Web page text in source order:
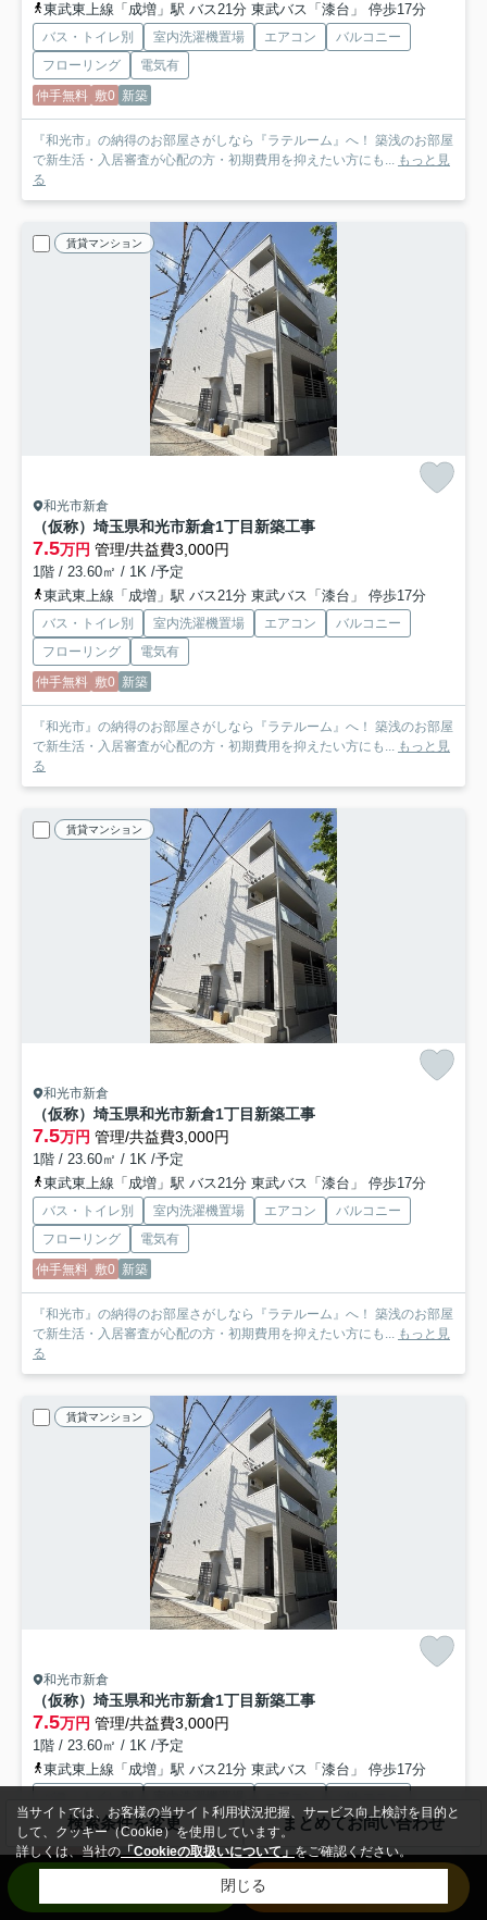
東武東上線「成増」駅 バス21分 東武バス「漆台」 停歩17分
バス・トイレ別 室内洗濯機置場 エアコン
バルコニー
フローリング
電気有
仲手無料 敷0 新築
『和光市』の納得のお部屋さがしなら『ラテルーム』へ！ 築浅のお部屋
で新生活・入居審査が心配の方・初期費用を抑えたい方にも... もっと見
る
賃貸マンション
和光市新倉
（仮称）埼玉県和光市新倉1丁目新築工事
7.5万円 管理/共益費3,000円
1階 / 23.60㎡ / 1K /予定
東武東上線「成増」駅 バス21分 東武バス「漆台」 停歩17分
バス・トイレ別 室内洗濯機置場 エアコン
バルコニー
フローリング
電気有
仲手無料 敷0 新築
『和光市』の納得のお部屋さがしなら『ラテルーム』へ！ 築浅のお部屋
で新生活・入居審査が心配の方・初期費用を抑えたい方にも... もっと見
る
賃貸マンション
和光市新倉
（仮称）埼玉県和光市新倉1丁目新築工事
7.5万円 管理/共益費3,000円
1階 / 23.60㎡ / 1K /予定
東武東上線「成増」駅 バス21分 東武バス「漆台」 停歩17分
バス・トイレ別 室内洗濯機置場 エアコン
バルコニー
フローリング
電気有
仲手無料 敷0 新築
『和光市』の納得のお部屋さがしなら『ラテルーム』へ！ 築浅のお部屋
で新生活・入居審査が心配の方・初期費用を抑えたい方にも...
もっと見
る
賃貸マンション
和光市新倉
（仮称）埼玉県和光市新倉1丁目新築工事
7.5万円 管理/共益費3,000円
1階 / 23.60㎡ / 1K /予定
東武東上線「成増」駅 バス21分 東武バス「漆台」 停歩17分
フローリング
電気有
仲手無料 敷0 新築
検索条件を変更 まとめてお問い合わせ
当サイトでは、お客様の当サイト利用状況把握、サービス向上検討を目的と
して、クッキー（Cookie）を使用しています。
詳しくは、当社の「Cookieの取扱いについて」をご確認ください。
閉じる